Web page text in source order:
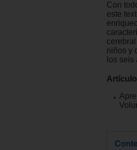
Con
este
niños y
los seis